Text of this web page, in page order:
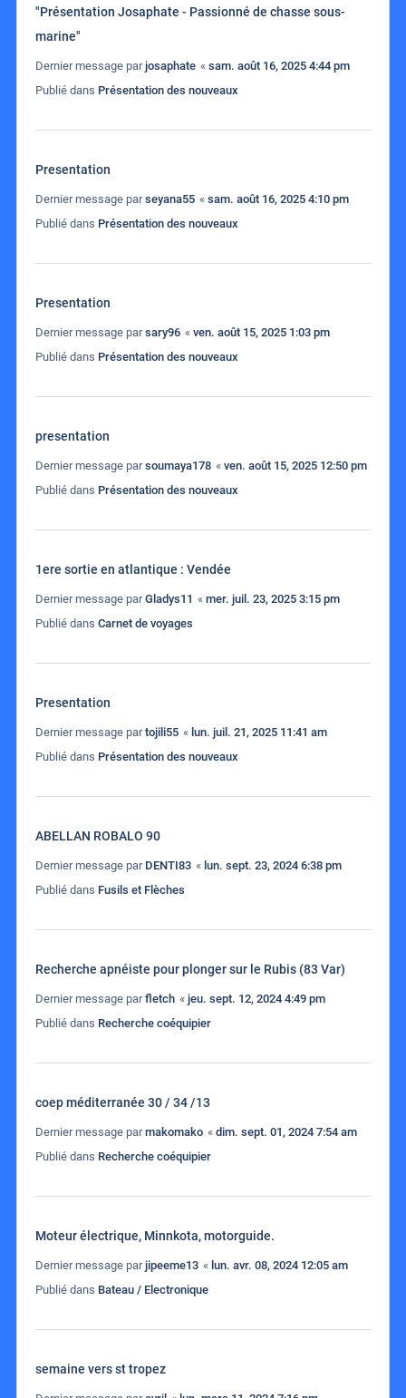
"Présentation Josaphate - Passionné de chasse sous-
marine"
Dernier message parjosaphate « sam. août 16, 2025 4:44 pm
Publié dans Présentation des nouveaux
Presentation
Dernier message parseyana55 « sam. août 16, 2025 4:10 pm
Publié dans Présentation des nouveaux
Presentation
Dernier message parsary96 « ven. août 15, 2025 1:03 pm
Publié dans Présentation des nouveaux
presentation
Dernier message parsoumaya178 « ven. août 15, 2025 12:50 pm
Publié dans Présentation des nouveaux
1ere sortie en atlantique : Vendée
Dernier message parGladys11 « mer. juil. 23, 2025 3:15 pm
Publié dans Carnet de voyages
Presentation
Dernier message partojili55 « lun. juil. 21, 2025 11:41 am
Publié dans Présentation des nouveaux
ABELLAN ROBALO 90
Dernier message par DENTI83 « lun. sept. 23, 2024 6:38 pm
Publié dans Fusils et Flèches
Recherche apnéiste pour plonger sur le Rubis (83 Var)
Dernier message parfletch « jeu. sept. 12, 2024 4:49 pm
Publié dans Recherche coéquipier
coep méditerranée 30 / 34 /13
Dernier message parmakomako « dim. sept. 01, 2024 7:54 am
Publié dans Recherche coéquipier
Moteur électrique, Minnkota, motorguide.
Dernier message parjipeeme13 « lun. avr. 08, 2024 12:05 am
Publié dans Bateau / Electronique
semaine vers st tropez